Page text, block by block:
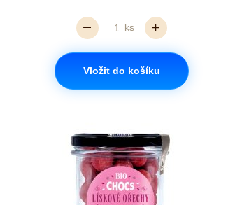
ks
Vložit do košíku